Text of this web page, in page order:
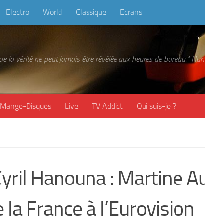
Electro World Classique Ecrans
la vérité ne peut jamais être révélée aux heures de bureau."
Mange-Disques Live TV Addict Qui suis-je ?
Hanouna : Martine
France à l’Eurovision